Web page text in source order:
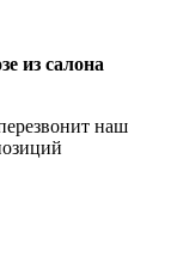
из салона
наш